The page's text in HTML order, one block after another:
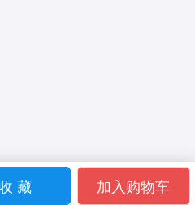
藏 加入购物车